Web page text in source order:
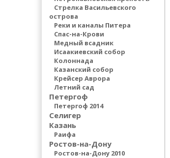
Стрелка Васильевского
острова
Реки и каналы Питера
Спас-на-Крови
Медный всадник
Исаакиевский собор
Колоннада
Казанский собор
Крейсер Аврора
Летний сад
Петергоф
Петергоф 2014
Селигер
Казань
Раифа
Ростов-на-Дону
Ростов-на-Дону 2010